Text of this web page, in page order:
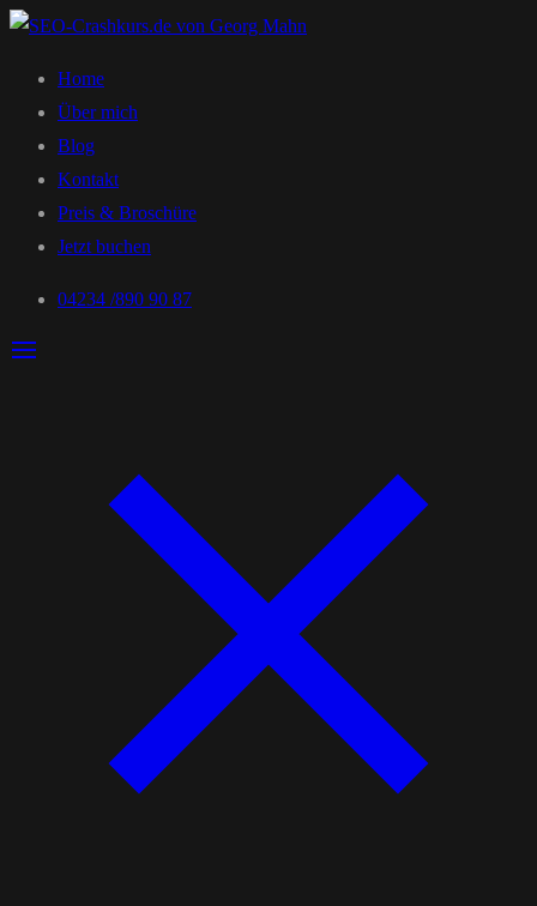
Home
Über mich
Blog
Kontakt
Preis & Broschüre
Jetzt buchen
04234 /890 90 87